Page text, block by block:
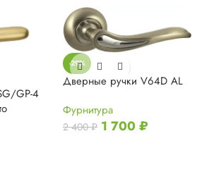
GP-4
-29%
Дверные ручки V64D AL
Фурнитура
2 400₽ 1 700₽